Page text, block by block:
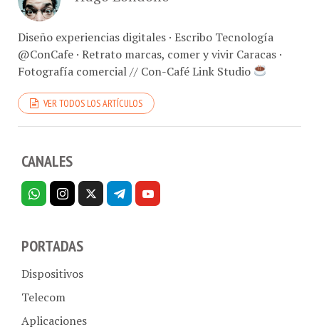
Diseño experiencias digitales · Escribo Tecnología
@ConCafe · Retrato marcas, comer y vivir Caracas ·
Fotografía comercial // Con-Café Link Studio
VER TODOS LOS ARTÍCULOS
CANALES
PORTADAS
Dispositivos
Telecom
Aplicaciones